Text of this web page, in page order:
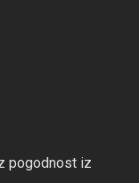
pogodnost iz